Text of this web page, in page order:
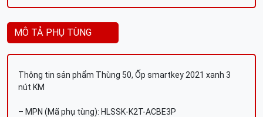
MÔ TẢ PHỤ TÙNG
Thông tin sản phẩm Thùng 50, Ốp smartkey 2021 xanh 3
nút KM
– MPN (Mã phụ tùng): HLSSK-K2T-ACBE3P